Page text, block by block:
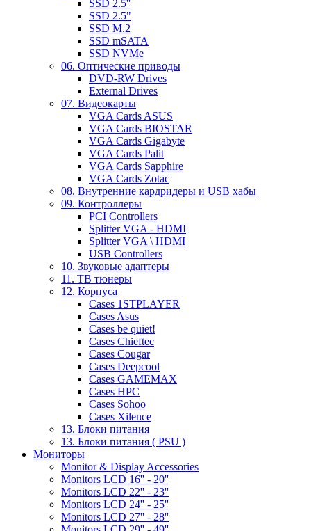
SSD 2.5''
SSD 2.5"
SSD M.2
SSD mSATA
SSD NVMe
06. Оптические приводы
DVD-RW Drives
External Drives
07. Видеокарты
VGA Cards ASUS
VGA Cards BIOSTAR
VGA Cards Gigabyte
VGA Cards Palit
VGA Cards Sapphire
VGA Cards Zotac
08. Внутренние кардридеры и USB хабы
09. Контроллеры
PCI Controllers
Splitter VGA - HDMI
Splitter VGA \ HDMI
USB Controllers
10. Звуковые адаптеры
11. ТВ тюнеры
12. Корпуса
Cases 1STPLAYER
Cases Asus
Cases be quiet!
Cases Chieftec
Cases Cougar
Cases Deepcool
Cases GAMEMAX
Cases HPC
Cases Sohoo
Cases Xilence
13. Блоки питания
13. Блоки питания ( PSU )
Мониторы
Monitor & Display Accessories
Monitors LCD 16'' - 20''
Monitors LCD 22'' - 23''
Monitors LCD 24'' - 25''
Monitors LCD 27'' - 28''